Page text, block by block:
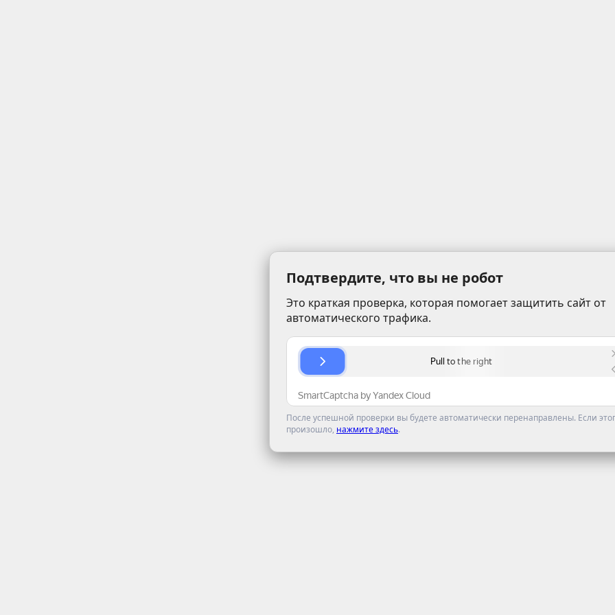
Подтвердите, что вы не робот
Это краткая проверка, которая помогает защитить сайт от
автоматического трафика.
После успешной проверки вы будете автоматически перенаправлены. Если
произошло, нажмите здесь.